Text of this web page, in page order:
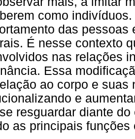
como
das pessoas
É nesse contexto
nas relações
Essa
ao corpo e suas
e
resguardar diante
as principais funções